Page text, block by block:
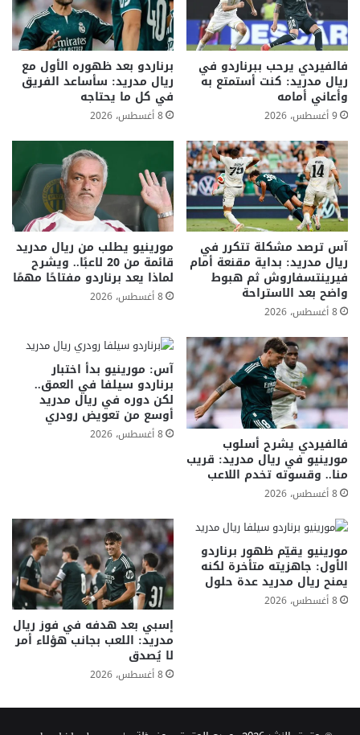
فالفيردي يرحب ببرناردو في
ريال مدريد: كنت أستمتع به
وأعاني أمامه
9 أغسطس، 2026
برناردو بعد ظهوره الأول مع
ريال مدريد: سأساعد الفريق
في كل ما يحتاجه
8 أغسطس، 2026
آس ترصد مشكلة تتكرر في
ريال مدريد: بداية مقنعة أمام
فيرينتسفاروش ثم هبوط
واضح بعد الاستراحة
8 أغسطس، 2026
مورينيو يطلب من ريال مدريد
قائمة من 20 لاعبًا.. ويشرح
لماذا يعد برناردو مفتاحًا مهمًا
8 أغسطس، 2026
فالفيردي يشرح أسلوب
مورينيو في ريال مدريد: قريب
منا.. وقسوته تخدم اللاعب
8 أغسطس، 2026
آس: مورينيو بدأ اختبار
برناردو سيلفا في العمق..
لكن دوره في ريال مدريد
أوسع من تعويض رودري
8 أغسطس، 2026
مورينيو يقيّم ظهور برناردو
الأول: جاهزيته متأخرة لكنه
يمنح ريال مدريد عدة حلول
8 أغسطس، 2026
إسبي بعد هدفه في فوز ريال
مدريد: اللعب بجانب هؤلاء أمر
لا يُصدق
8 أغسطس، 2026